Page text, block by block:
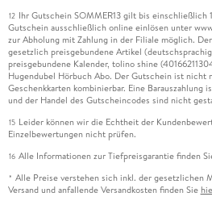
12 Ihr Gutschein SOMMER13 gilt bis einschließlich
Gutschein ausschließlich online einlösen unter
zur Abholung mit Zahlung in der Filiale möglich.
gesetzlich preisgebundene Artikel
preisgebundene Kalender, tolino shine
Hugendubel Hörbuch Abo. Der Gutschein ist nicht
Geschenkkarten kombinierbar. Eine
und der Handel des Gutscheincodes sind nicht
15 Leider können wir die Echtheit der
Einzelbewertungen nicht prüfen.
16 Alle Informationen zur Tiefpreisgarantie finden
* Alle Preise verstehen sich inkl. der gesetzlichen
Versand und anfallende Versandkosten finden Sie